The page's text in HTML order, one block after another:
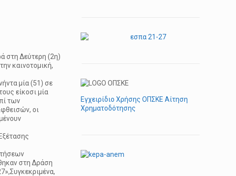
στη Δεύτερη (2η)
καινοτομική,
μία (51) σε
είκοσι μία
των
οι
στη Δράση
Εγχειρίδιο Χρήσης ΟΠΣΚΕ Αίτηση
Χρηματοδότησης